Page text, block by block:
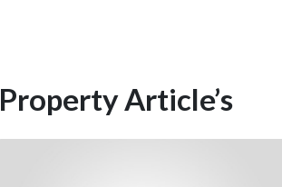
Property Article’s